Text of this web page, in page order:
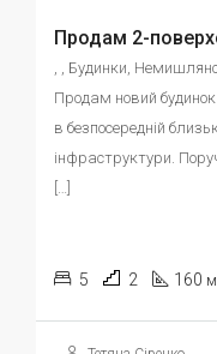
, , Будинки,
Продам новий будинок
в безпосередній
інфраструктури.
[…]
5 2 160